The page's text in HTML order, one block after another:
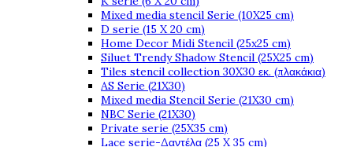
Mixed media stencil Serie (10X25 cm)
D serie (15 X 20 cm)
Home Decor Midi Stencil (25x25 cm)
Siluet Trendy Shadow Stencil (25X25 cm)
Tiles stencil collection 30X30 εκ. (πλακάκια)
AS Serie (21X30)
Mixed media Stencil Serie (21X30 cm)
NBC Serie (21X30)
Private serie (25X35 cm)
Lace serie-Δαντέλα (25 X 35 cm)